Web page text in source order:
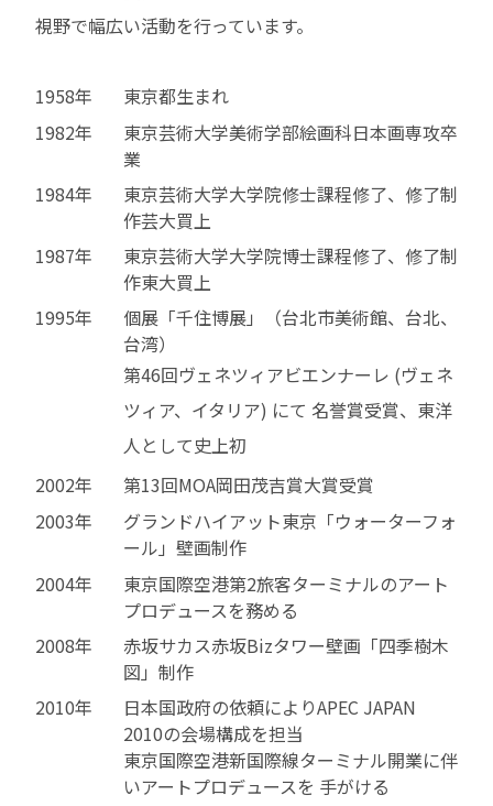
視野で幅広い活動を行っています。
1958年
東京都生まれ
1982年
東京芸術大学美術学部絵画科日本画専攻卒
業
1984年
東京芸術大学大学院修士課程修了、修了制
作芸大買上
1987年
東京芸術大学大学院博士課程修了、修了制
作東大買上
1995年
個展「千住博展」（台北市美術館、台北、
台湾）
第46回ヴェネツィアビエンナーレ (ヴェネ
ツィア、イタリア) にて 名誉賞受賞、東洋
人として史上初
2002年
第13回MOA岡田茂吉賞大賞受賞
2003年
グランドハイアット東京「ウォーターフォ
ール」壁画制作
2004年
東京国際空港第2旅客ターミナルのアート
プロデュースを務める
2008年
赤坂サカス赤坂Bizタワー壁画「四季樹木
図」制作
2010年
日本国政府の依頼によりAPEC JAPAN
2010の会場構成を担当
東京国際空港新国際線ターミナル開業に伴
いアートプロデュースを 手がける